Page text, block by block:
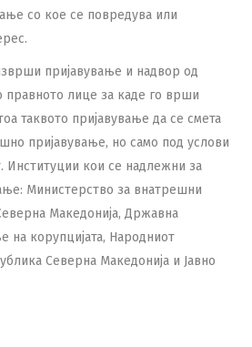
со кое се повредува или
пријавување и надвор од
правното лице за каде го врши
таквото пријавување да се смета
пријавување, но само под услови
Институции кои се надлежни за
Министерство за внатрешни
Македонија, Државна
на корупцијата, Народниот
Северна Македонија и Јавно